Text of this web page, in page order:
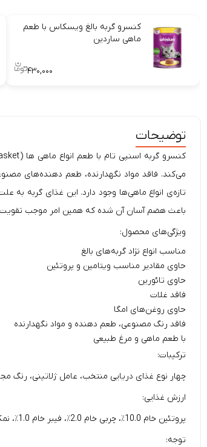
کنسرو گربه بالغ ویسکاس با طعم
ماهی ساردین
۴۳۰,۰۰۰
توضیحات
کنسرو گربه اسنپی تام با طعم انواع ماهی ‌ها (
می‌کند. فاقد مواد نگهدارنده، طعم دهنده‌های
تازه‌ی انواع ماهی‌‌ها وجود دارد. این غذای گربه به
باعث هضم آسان آن شده که همین امر موجب تقویت
ویژگی‌های محصول:
مناسب انواع نژاد گربه‌های بالغ
حاوی مقادیر مناسب ویتامین و پروتئین
حاوی تائورین
فاقد غلات
حاوی روغن‌های امگا
فاقد رنگ مصنوعی، طعم دهنده و مواد نگهدارنده
با طعم ماهی‌ و مرغ طبیعی
ترکیبات:
چهار نوع غذای دریایی منتخب، عامل ژلاتینی، رنگ
ارزش غذایی:
پروتئین خام 10.0٪، چربی خام 2.0٪، فیبر خام 1.0٪، نمک 1.0٪.
توجه: